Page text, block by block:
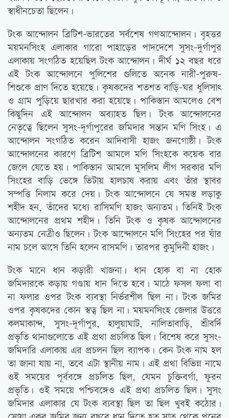
স্বাধীনচেতা ছিলেন।
টংক আন্দোলন ব্রিটিশ-ভারতের সর্বশেষ গণআন্দোলন। বৃহত্তর
ময়মনসিংহ এলাকার গারো পাহাড়ের পাদদেশে সুসং-দুর্গাপুর
এলাকায় সংগঠিত হয়েছিল টংক আন্দোলন। দীর্ঘ ১২ বছর ধরে
এই টংক আন্দোলনে পুলিশের গুলিতে অনেক নারী-পুরুষ-
শিশুকে প্রাণ দিতে হয়েছে। কৃষকদের শতশত বাড়ি-ঘর ধুলিসাৎ
ও গ্রাম পুড়িয়ে ছারখার করা হয়েছে। পাকিস্তান আমলেও বেশ
কিছুদিন এই আন্দোলন অব্যাহত ছিল। টংক আন্দোলনের
নেতৃত্বে ছিলেন সুসং-দূর্গাপুরের জমিদার সন্তান মণি সিংহ। এ
আন্দোলন সংগঠিত করেন আদিবাসী হাজং জনগোষ্ঠী। টংক
আন্দোলনের কারণে ব্রিটিশ আমলে মণি সিংহকে কয়েক বার
জেলে যেতে হয়। পাকিস্তান আমলে মুসলিম লীগ সরকার মণি
সিংহের বাড়ি ভেঙ্গে ভিটায় হালচাষ করায় এবং তাঁর স্থাবর
সম্পত্তি নিলাম করে দেয়। টংক আন্দোলনে যে সমস্ত লড়াকু
শহীদ হন, তাঁদের মধ্যে রাসিমণি হাজং অন্যতম। তিনিই টংক
আন্দোলনের প্রথম শহীদ। তিনি টংক ও কৃষক আন্দোলনের
অন্যতম নেত্রীও ছিলেন। টংক আন্দোলনে মণি সিংহের পর যাঁর
নাম চলে আসে তিনি হলেন রাসমণি। তারপর কুমুদিনী হাজং।
টংক মানে ধান কড়ারী খাজনা। ধান হোক বা না হোক
জমিদারকে কড়ায় গণ্ডায় ধান দিতে হবে। মাঠে ফসল ফলা বা
না ফলার ওপর টংক ব্যবস্থা নির্ভরশীল ছিল না। টংক জমির
ওপর কৃষকদের কোন স্বত্ব ছিল না। ময়মনসিংহ জেলার উত্তরে
কলমাকান্দ, সুসং-দূর্গাপুর, হালুয়াঘাট, নালিতাবাড়ি, শ্রীবর্দি
প্রভৃতি থানাগুলোতে এই প্রথা প্রচলিত ছিল। বিশেষ করে সুসং-
জমিদারি এলাকায় এর প্রচলন ছিল ব্যাপক। কেন টংক নাম হল
তা জানা যায় না, তবে এটা স্থানীয় নাম। এই প্রথা বিভিন্ন নামে
ওই সময়ের পূর্ববঙ্গে প্রচলিত ছিল, যেমন চুক্তিবর্গা, ফুরন
প্রভৃতি। ওই সময়ে পশ্চিবঙ্গেও এই প্রথা প্রচলিত ছিল। সুসং
জমিদার এলাকার যে টংক ব্যবস্থা ছিল তা ছিল খুবই কঠোর।